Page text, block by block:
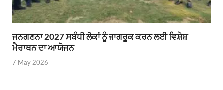
ਜਨਗਣਨਾ 2027 ਸਬੰਧੀ ਲੋਕਾਂ ਨੂੰ ਜਾਗਰੂਕ ਕਰਨ ਲਈ ਵਿਸ਼ੇਸ਼
ਮੈਰਾਥਨ ਦਾ ਆਯੋਜਨ
7 May 2026